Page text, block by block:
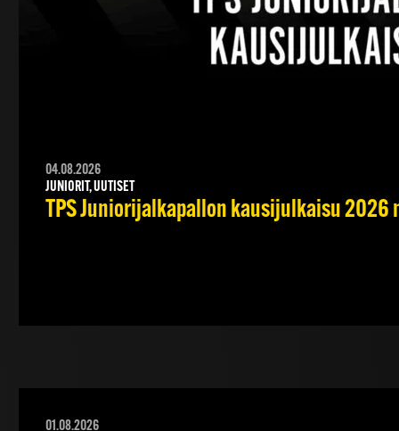
04.08.2026
JUNIORIT, UUTISET
TPS Juniorijalkapallon kausijulkaisu 2026
01.08.2026